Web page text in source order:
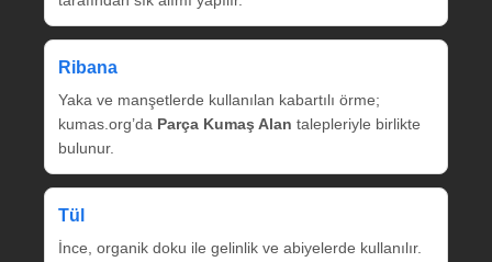
Ribana
Yaka ve manşetlerde kullanılan kabartılı örme;
kumas.org’da Parça Kumaş Alan talepleriyle birlikte
bulunur.
Tül
İnce, organik doku ile gelinlik ve abiyelerde kullanılır.